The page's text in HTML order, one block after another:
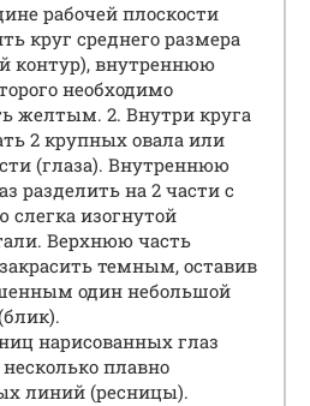
рабочей плоскости
круг среднего размера
контур), внутреннюю
необходимо
желтым. 2. Внутри круга
2 крупных овала или
(глаза). Внутреннюю
разделить на 2 части с
изогнутой
Верхнюю часть
темным, оставив
один небольшой
нарисованных глаз
плавно
линий (ресницы).